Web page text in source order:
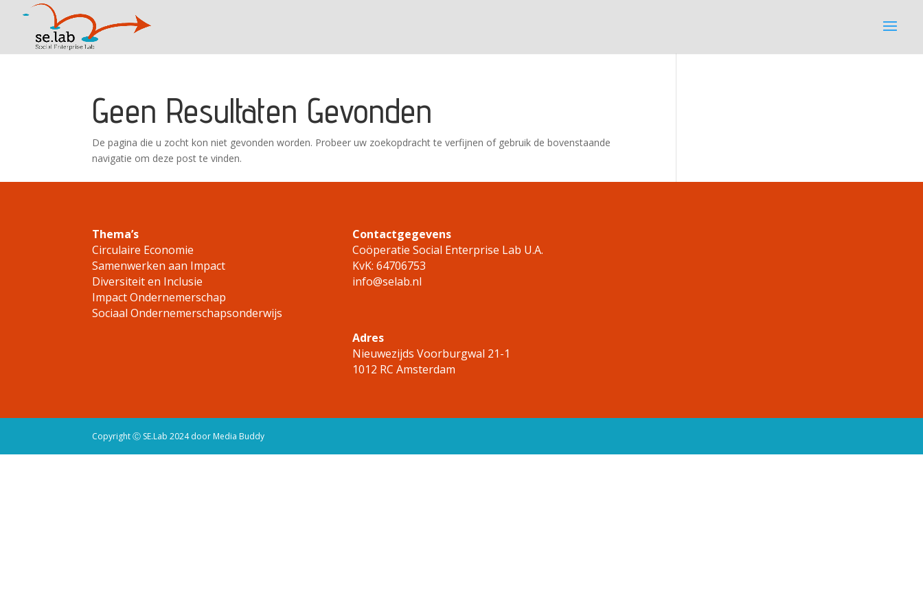
Geen Resultaten Gevonden
De pagina die u zocht kon niet gevonden worden. Probeer uw zoekopdracht te verfijnen of gebruik de bovenstaande
navigatie om deze post te vinden.
Thema’s
Circulaire Economie
Samenwerken aan Impact
Diversiteit en Inclusie
Impact Ondernemerschap
Sociaal Ondernemerschapsonderwijs
Contactgegevens
Coöperatie Social Enterprise Lab U.A.
KvK: 64706753
info@selab.nl
Adres
Nieuwezijds Voorburgwal 21-1
1012 RC Amsterdam
Copyright Ⓒ SE.Lab 2024 door Media Buddy